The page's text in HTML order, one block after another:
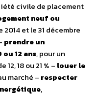
civile de placement
neuf ou
et le 31 décembre
prendre un
12 ans, pour un
18 ou 21 % – louer le
marché – respecter
,